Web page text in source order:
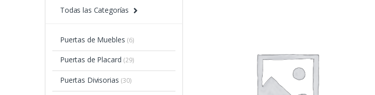
Todas las Categorías
Puertas de Muebles (6)
Puertas de Placard (29)
Puertas Divisorias (30)